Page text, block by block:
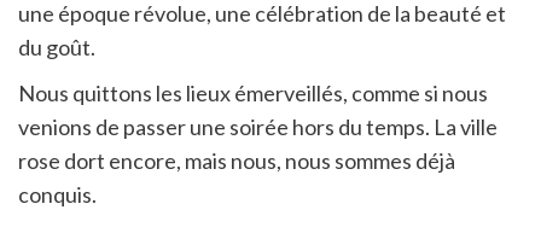
une époque révolue, une célébration de la beauté et
du goût.
Nous quittons les lieux émerveillés, comme si nous
venions de passer une soirée hors du temps. La ville
rose dort encore, mais nous, nous sommes déjà
conquis.